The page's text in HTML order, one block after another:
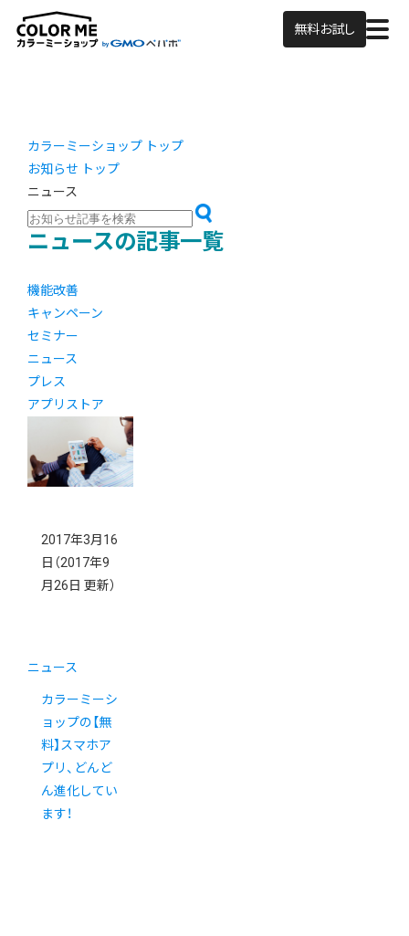
無料お試し
カラーミーショップ トップ
お知らせ トップ
ニュース
ニュースの記事一覧
機能改善
キャンペーン
セミナー
ニュース
プレス
アプリストア
2017年3月16
日 （2017年9
月26日 更新）
ニュース
カラーミーシ
ョップの【無
料】スマホア
プリ、どんど
ん進化してい
ます！